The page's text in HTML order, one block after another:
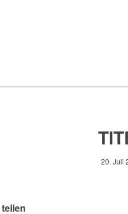
20. Juli